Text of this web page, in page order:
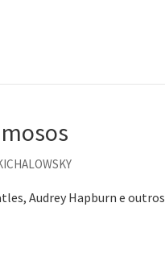
Audrey Hapburn e outros